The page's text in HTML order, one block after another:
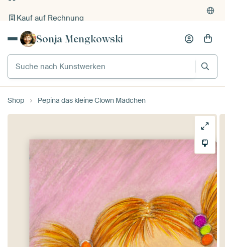
Individueller Druck auf Bestellung
Sonja Mengkowski
Suche nach Kunstwerken
Shop Pepina das kleine Clown Mädchen